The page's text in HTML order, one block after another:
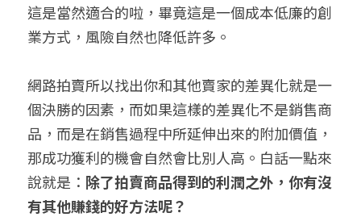
這是當然適合的啦，畢竟這是一個成本低廉的創
業方式，風險自然也降低許多。
網路拍賣所以找出你和其他賣家的差異化就是一
個決勝的因素，而如果這樣的差異化不是銷售商
品，而是在銷售過程中所延伸出來的附加價值，
那成功獲利的機會自然會比別人高。白話一點來
說就是： 除了拍賣商品得到的利潤之外，你有沒
有其他賺錢的好方法呢？